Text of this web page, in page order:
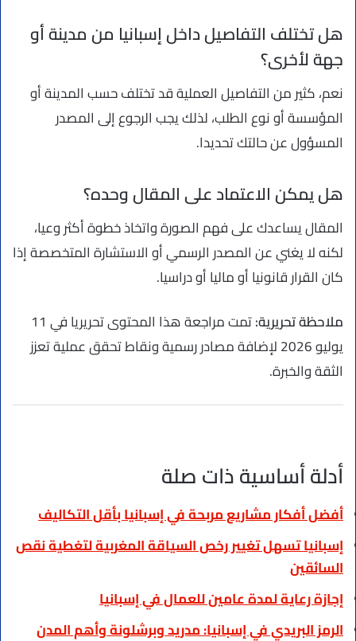
هل تختلف التفاصيل داخل إسبانيا من مدينة أو
جهة لأخرى؟
نعم، كثير من التفاصيل العملية قد تختلف حسب المدينة أو
المؤسسة أو نوع الطلب، لذلك يجب الرجوع إلى المصدر
المسؤول عن حالتك تحديدا.
هل يمكن الاعتماد على المقال وحده؟
المقال يساعدك على فهم الصورة واتخاذ خطوة أكثر وعيا،
لكنه لا يغني عن المصدر الرسمي أو الاستشارة المتخصصة إذا
كان القرار قانونيا أو ماليا أو دراسيا.
ملاحظة تحريرية:
تمت مراجعة هذا المحتوى تحريريا في 11
يوليو 2026 لإضافة مصادر رسمية ونقاط تحقق عملية تعزز
الثقة والخبرة.
أدلة أساسية ذات صلة
أفضل أفكار مشاريع مربحة في إسبانيا بأقل التكاليف
إسبانيا تسهل تغيير رخص السياقة المغربية لتغطية نقص
السائقين
إجازة رعاية لمدة عامين للعمال في إسبانيا
الرمز البريدي في إسبانيا: مدريد وبرشلونة وأهم المدن